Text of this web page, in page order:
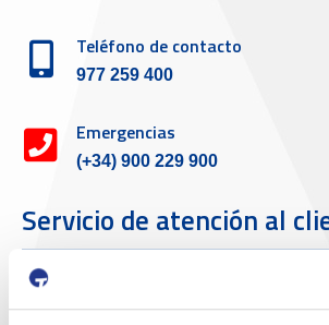
Teléfono de contacto
977 259 400
Emergencias
(+34) 900 229 900
Servicio de atención al